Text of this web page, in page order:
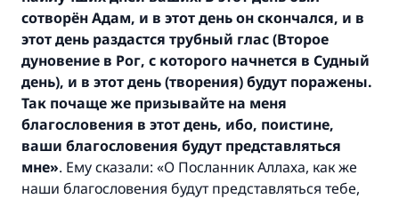
сотворён Адам, и в этот день он скончался, и в
этот день раздастся трубный глас (Второе
дуновение в Рог, с которого начнется в Судный
день), и в этот день (творения) будут поражены.
Так почаще же призывайте на меня
благословения в этот день, ибо, поистине,
ваши благословения будут представляться
мне». Ему сказали: «О Посланник Аллаха, как же
наши благословения будут представляться тебе,
Ответ № 110845 помог сохранить